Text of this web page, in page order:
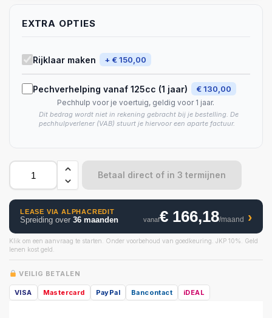
EXTRA OPTIES
Rijklaar maken + € 150,00
Pechverhelping vanaf 125cc (1 jaar) € 130,00
Pechhulp voor je voertuig, geldig voor 1 jaar.
Dit bedrag wordt niet in rekening gebracht bij je bestelling. De
pechhulpverlener (VAB) stuurt je hiervoor een aparte factuur.
Betaal direct of in 3 termijnen
LEASE VIA ALPHACREDIT
Spreiding over 36 maanden vanaf€ 166,18/maand ›
Klik om een aanvraag te starten. Onder voorbehoud van goedkeuring. JKP 10%. Geld
lenen kost geld.
VEILIG BETALEN
VISA Mastercard PayPal Bancontact iDEAL